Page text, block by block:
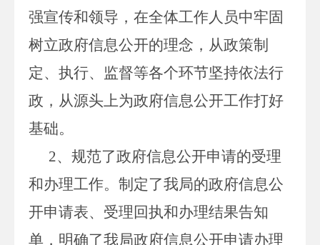
强宣传和领导，在全体工作人员中牢固
树立政府信息公开的理念，从政策制
定、执行、监督等各个环节坚持依法行
政，从源头上为政府信息公开工作打好
基础。
2、规范了政府信息公开申请的受理
和办理工作。制定了我局的政府信息公
开申请表、受理回执和办理结果告知
单，明确了我局政府信息公开申请办理